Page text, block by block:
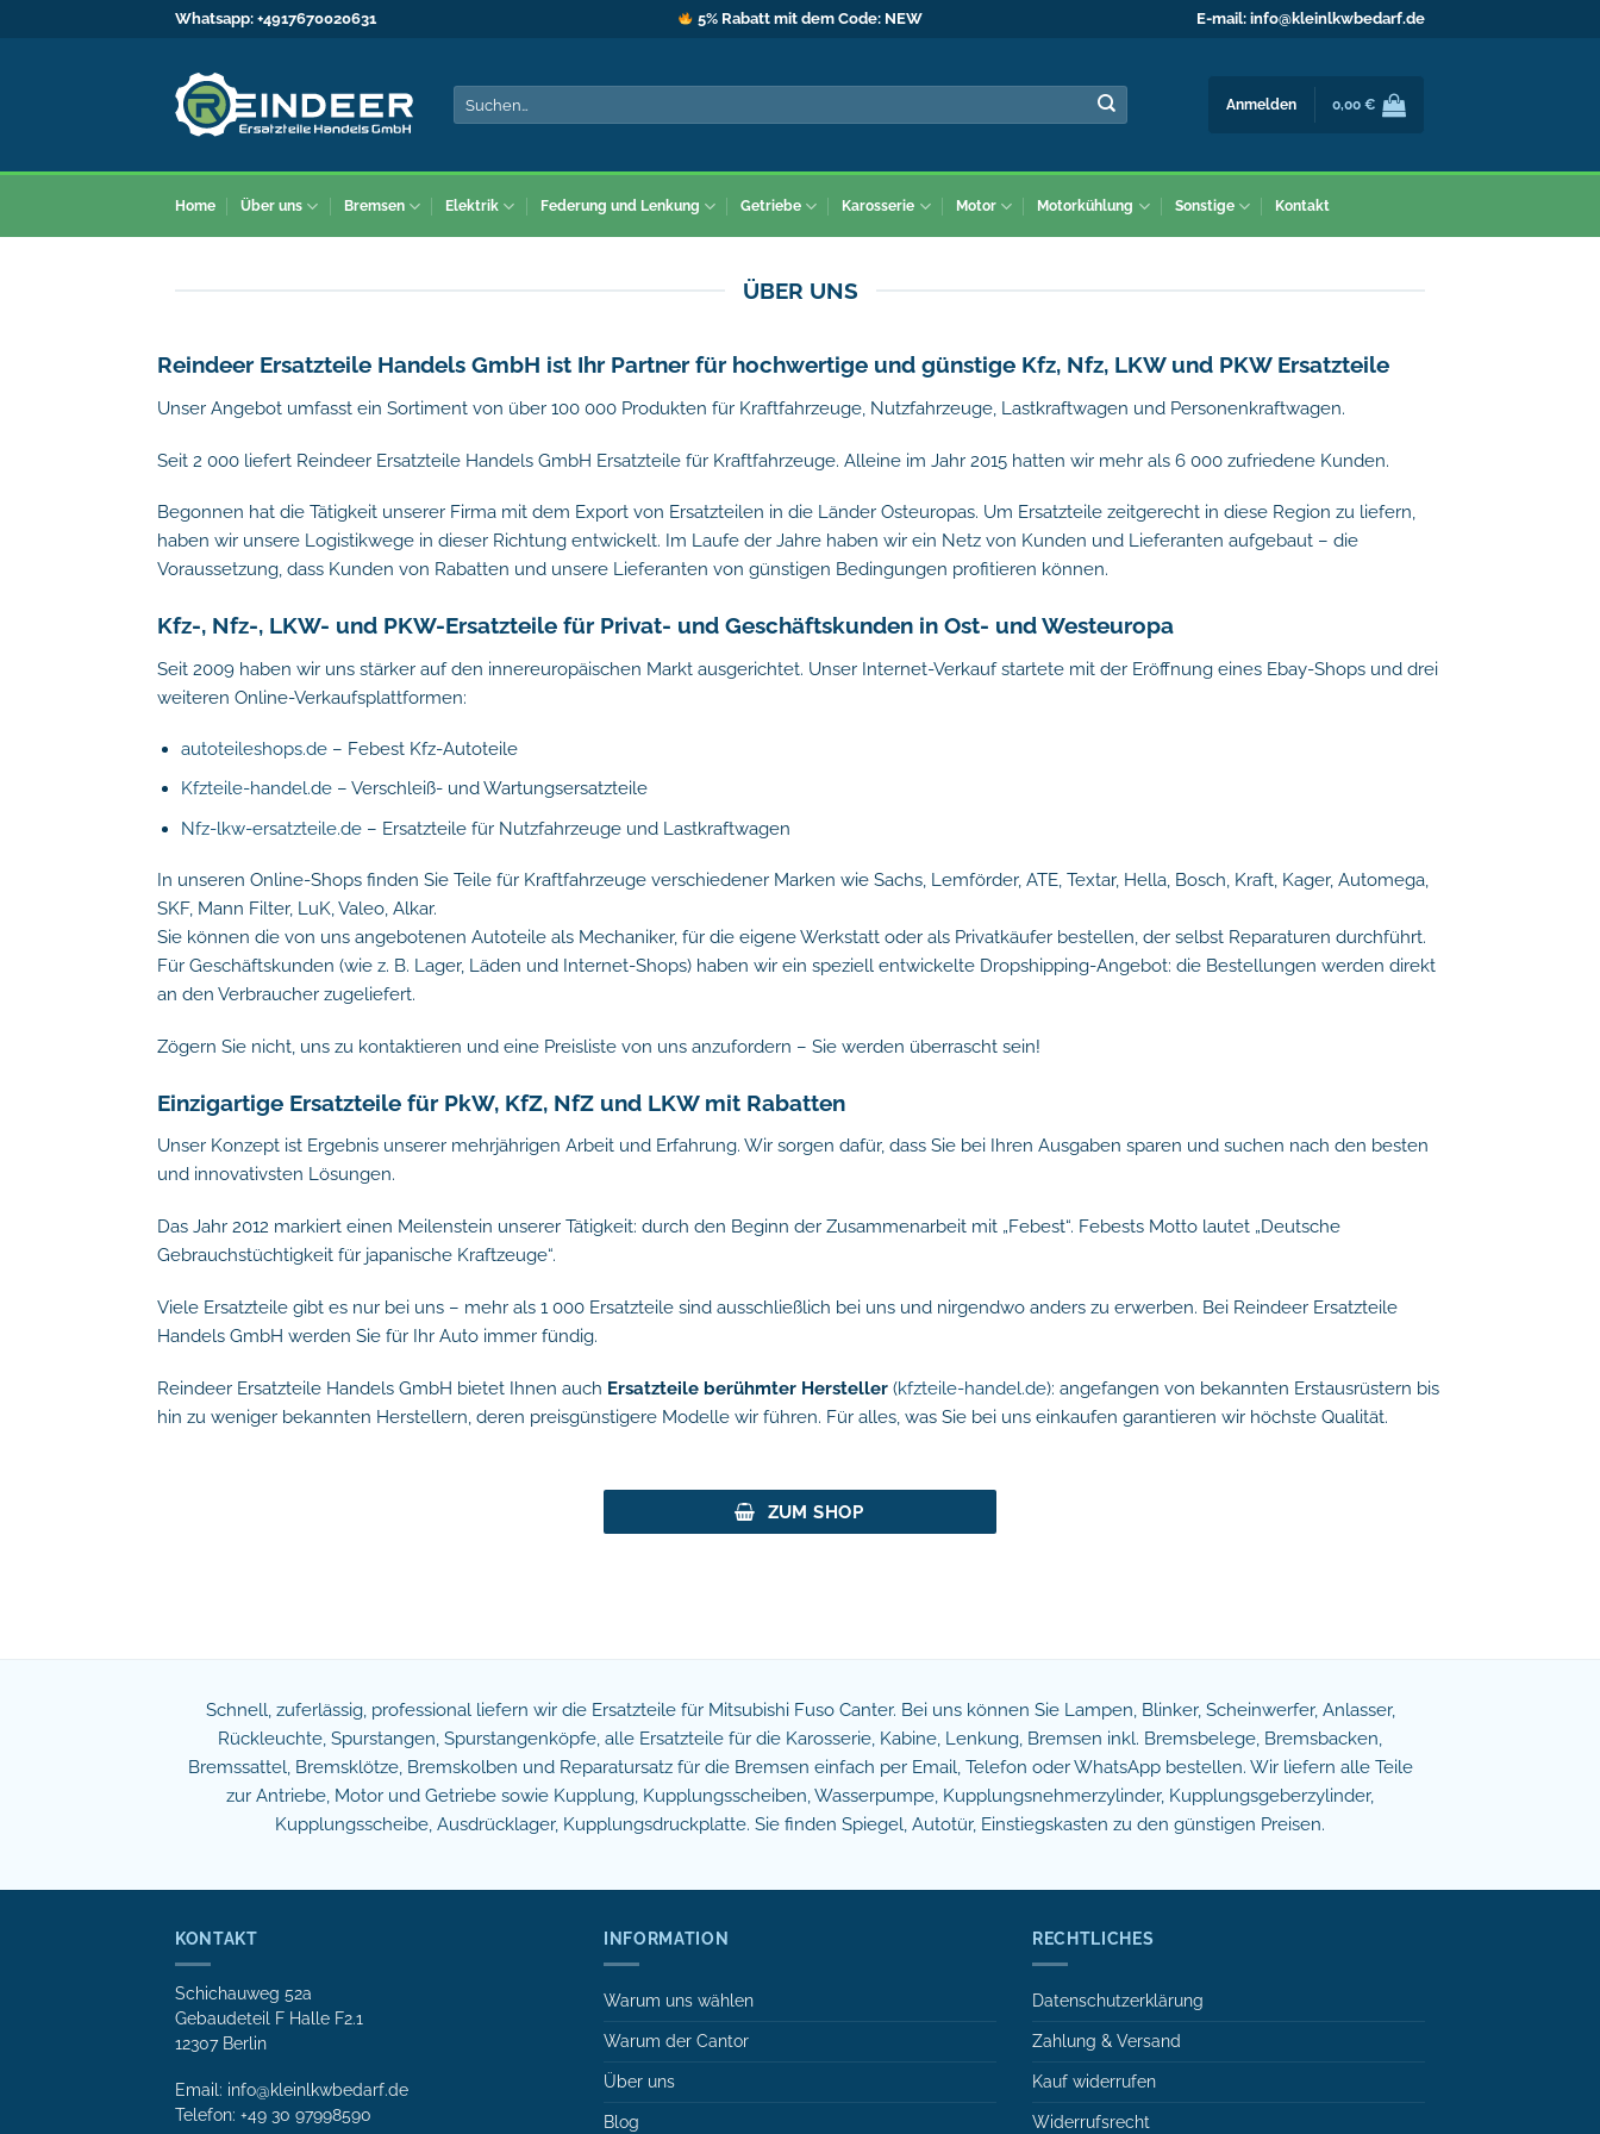
Whatsapp: +4917670020631 5% Rabatt mit dem Code: NEW E-mail:info@kleinlkwbedarf.de
Anmelden 0,00 €
Home Über uns Bremsen Elektrik Federung und Lenkung Getriebe Karosserie Motor Motorkühlung Sonstige Kontakt
ÜBER UNS
Reindeer Ersatzteile Handels GmbH ist Ihr Partner für hochwertige und günstige Kfz, Nfz, LKW und PKW Ersatzteile
Unser Angebot umfasst ein Sortiment von über 100 000 Produkten für Kraftfahrzeuge, Nutzfahrzeuge, Lastkraftwagen und Personenkraftwagen.
Seit 2 000 liefert Reindeer Ersatzteile Handels GmbH Ersatzteile für Kraftfahrzeuge. Alleine im Jahr 2015 hatten wir mehr als 6 000 zufriedene Kunden.
Begonnen hat die Tätigkeit unserer Firma mit dem Export von Ersatzteilen in die Länder Osteuropas. Um Ersatzteile zeitgerecht in diese Region zu liefern,
haben wir unsere Logistikwege in dieser Richtung entwickelt. Im Laufe der Jahre haben wir ein Netz von Kunden und Lieferanten aufgebaut – die
Voraussetzung, dass Kunden von Rabatten und unsere Lieferanten von günstigen Bedingungen profitieren können.
Kfz-, Nfz-, LKW- und PKW-Ersatzteile für Privat- und Geschäftskunden in Ost- und Westeuropa
Seit 2009 haben wir uns stärker auf den innereuropäischen Markt ausgerichtet. Unser Internet-Verkauf startete mit der Eröffnung eines Ebay-Shops und drei
weiteren Online-Verkaufsplattformen:
autoteileshops.de– Febest Kfz-Autoteile
Kfzteile-handel.de– Verschleiß- und Wartungsersatzteile
Nfz-lkw-ersatzteile.de– Ersatzteile für Nutzfahrzeuge und Lastkraftwagen
In unseren Online-Shops finden Sie Teile für Kraftfahrzeuge verschiedener Marken wie Sachs, Lemförder, ATE, Textar, Hella, Bosch, Kraft, Kager, Automega,
SKF, Mann Filter, LuK, Valeo, Alkar.
Sie können die von uns angebotenen Autoteile als Mechaniker, für die eigene Werkstatt oder als Privatkäufer bestellen, der selbst Reparaturen durchführt.
Für Geschäftskunden (wie z. B. Lager, Läden und Internet-Shops) haben wir ein speziell entwickelte Dropshipping-Angebot: die Bestellungen werden direkt
an den Verbraucher zugeliefert.
Zögern Sie nicht, uns zu kontaktieren und eine Preisliste von uns anzufordern – Sie werden überrascht sein!
Einzigartige Ersatzteile für PkW, KfZ, NfZ und LKW mit Rabatten
Unser Konzept ist Ergebnis unserer mehrjährigen Arbeit und Erfahrung. Wir sorgen dafür, dass Sie bei Ihren Ausgaben sparen und suchen nach den besten
und innovativsten Lösungen.
Das Jahr 2012 markiert einen Meilenstein unserer Tätigkeit: durch den Beginn der Zusammenarbeit mit „Febest“. Febests Motto lautet „Deutsche
Gebrauchstüchtigkeit für japanische Kraftzeuge“.
Viele Ersatzteile gibt es nur bei uns – mehr als 1 000 Ersatzteile sind ausschließlich bei uns und nirgendwo anders zu erwerben. Bei Reindeer Ersatzteile
Handels GmbH werden Sie für Ihr Auto immer fündig.
Reindeer Ersatzteile Handels GmbH bietet Ihnen auch Ersatzteile berühmter Hersteller (kfzteile-handel.de): angefangen von bekannten Erstausrüstern bis
hin zu weniger bekannten Herstellern, deren preisgünstigere Modelle wir führen. Für alles, was Sie bei uns einkaufen garantieren wir höchste Qualität.
ZUM SHOP
Schnell, zuferlässig, professional liefern wir die Ersatzteile für Mitsubishi Fuso Canter. Bei uns können Sie Lampen, Blinker, Scheinwerfer, Anlasser,
Rückleuchte, Spurstangen, Spurstangenköpfe, alle Ersatzteile für die Karosserie, Kabine, Lenkung, Bremsen inkl. Bremsbelege, Bremsbacken,
Bremssattel, Bremsklötze, Bremskolben und Reparatursatz für die Bremsen einfach per Email, Telefon oder WhatsApp bestellen. Wir liefern alle Teile
zur Antriebe, Motor und Getriebe sowie Kupplung, Kupplungsscheiben, Wasserpumpe, Kupplungsnehmerzylinder, Kupplungsgeberzylinder,
Kupplungsscheibe, Ausdrücklager, Kupplungsdruckplatte. Sie finden Spiegel, Autotür, Einstiegskasten zu den günstigen Preisen.
KONTAKT
Schichauweg 52a
Gebaudeteil F Halle F2.1
12307 Berlin
Email: info@kleinlkwbedarf.de
Telefon: +49 30 97998590
INFORMATION
Warum uns wählen
Warum der Cantor
Über uns
Blog
RECHTLICHES
Datenschutzerklärung
Zahlung & Versand
Kauf widerrufen
Widerrufsrecht